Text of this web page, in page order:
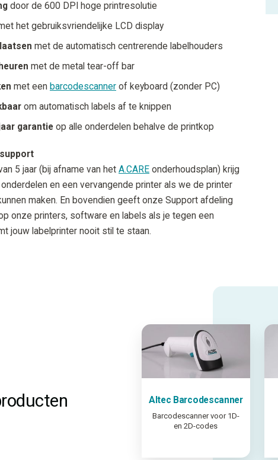
door de 600 DPI hoge printresolutie
het gebruiksvriendelijke LCD display
met de automatisch centrerende labelhouders
met de metal tear-off bar
met een barcodescanner of keyboard (zonder PC)
om automatisch labels af te knippen
garantie op alle onderdelen behalve de printkop
5 jaar (bij afname van het A.CARE onderhoudsplan) krijg
en een vervangende printer als we de printer
maken. En bovendien geeft onze Support afdeling
onze printers, software en labels als je tegen een
jouw labelprinter nooit stil te staan.
Altec Barcodescanner
Barcodescanner voor 1D-
en 2D-codes